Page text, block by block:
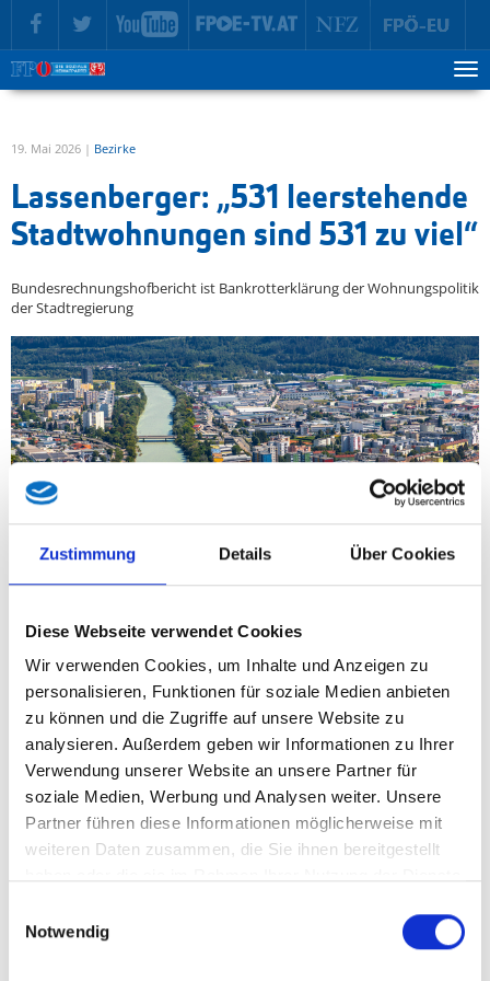
Zustimmung Details Über Cookies
Diese Webseite verwendet Cookies
Wir verwenden Cookies, um Inhalte und Anzeigen zu
personalisieren, Funktionen für soziale Medien anbieten
zu können und die Zugriffe auf unsere Website zu
analysieren. Außerdem geben wir Informationen zu Ihrer
Verwendung unserer Website an unsere Partner für
soziale Medien, Werbung und Analysen weiter. Unsere
Partner führen diese Informationen möglicherweise mit
weiteren Daten zusammen, die Sie ihnen bereitgestellt
Notwendig
zur Hauptnavigation springen
zum Inhalt springen
19. Mai 2026 | Bezirke
Lassenberger: „531 leerstehende
Stadtwohnungen sind 531 zu viel“
Bundesrechnungshofbericht ist Bankrotterklärung der Wohnungspolitik
der Stadtregierung
Immer wieder wird uns von der Caprese-Regierung
vorgebetet wie viele Wohnungen in Innsbruck doch leer
stehen. Die Wohnungen unter städtischer Vergabe werden
jedoch immer wieder ignoriert, wie der
Bundesrechnungshofbericht aufdeckt. 531 Stadtwohnungen
die leer stehen sind in etwa 13% des gesamten Leerstandes",
was FPÖ-Stadtrat Markus Lassenberger so nicht dulden
kann.
Die Hausaufgaben werden einfach nicht gemacht. Bereits im
dass sehr viele Wohnungen leer stehen. Damals wurde schon
betont, dass man sich darum kümmern werde. Bis dato hat